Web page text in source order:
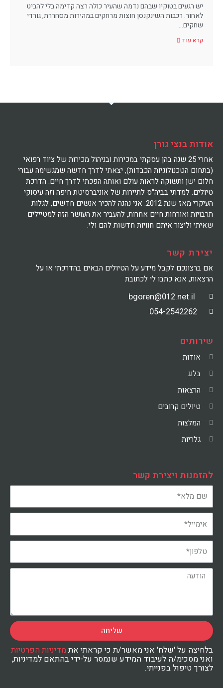
יש רגעים בטוקיו שבהם נדמה שהעיר כולה רצה קדימה בלי להביט
לאחור. רכבות השינקנסן חוצות מרחקים במהירות מסחררת, גורדי
שחקים…
קרא עוד
אודות בנצי גורן
אחרי 25 שנה בהן עסקתי במכירות ובניהול מכירות של ציוד רפואי
(בתחום הטכנולוגיות הכבדות), יצאתי לדרך חדשה שמגשימה עבורי
חלום ישן ותשוקה לראות עולם ואותה הפכתי לדרך חיים: הדרכת
טיולים. למדתי בביה"ס לתיירות של אוניברסיטת חיפה וזה עיסוקי
העיקרי מאז שנת 2012. אני נהנה להכיר אנשים חדשים, לגלות
תרבויות ואורחות חיים אחרות, להעביר את העושר הזה למטיילים
שאיתי וליצור איתם חוויות חדשות להם ולי.
יצירת קשר
אם ברצונכם לקבל מידע על הטיולים הבאים בהדרכתי או על
הרצאות, אנא כתבו לי לכתובת
054-2542262
שירותים
אודות
בלוג
הרצאות
טיולים קרובים
המלצות
גלריות
להזמנות ויצירת קשר
שליחה
בלחיצה על 'שלח' אני מאשר/ת כי קראתי אתמדיניות הפרטיות
ואני מסכימ/ה לעיבוד המידע שנמסר על-ידי בהתאם למדיניות,
לצורך טיפול בפנייתי.